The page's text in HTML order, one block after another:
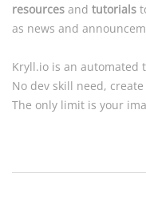
resources and tutorials
as news and
Kryll.io is an automated
No dev skill need,
The only limit is your